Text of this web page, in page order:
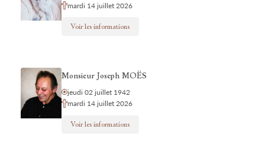
mardi 14 juillet 2026
Voir les informations
Monsieur Joseph MOËS
jeudi 02 juillet 1942
mardi 14 juillet 2026
Voir les informations